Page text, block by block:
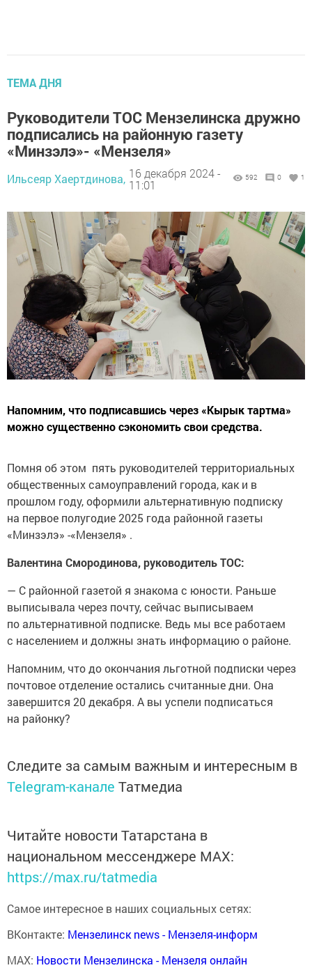
ТЕМА ДНЯ
Руководители ТОС Мензелинска дружно
подписались на районную газету
«Минзэлэ»- «Мензеля»
Ильсеяр Хаертдинова, 16 декабря 2024 -
11:01
592 0 1
Напомним, что подписавшись через «Кырык тартма»
можно существенно сэкономить свои средства.
Помня об этом пять руководителей территориальных
общественных самоуправлений города, как и в
прошлом году, оформили альтернативную подписку
на первое полугодие 2025 года районной газеты
«Минзэлэ» -«Мензеля» .
Валентина Смородинова, руководитель ТОС:
— С районной газетой я знакома с юности. Раньше
выписывала через почту, сейчас выписываем
по альтернативной подписке. Ведь мы все работаем
с населением и должны знать информацию о районе.
Напомним, что до окончания льготной подписки через
почтовое отделение остались считанные дни. Она
завершится 20 декабря. А вы успели подписаться
на районку?
Следите за самым важным и интересным в
Telegram-канале Татмедиа
Читайте новости Татарстана в
национальном мессенджере MАХ:
https://max.ru/tatmedia
Самое интересное в наших социальных сетях:
ВКонтакте: Мензелинск news - Мензеля-информ
MAX: Новости Мензелинска - Мензеля онлайн